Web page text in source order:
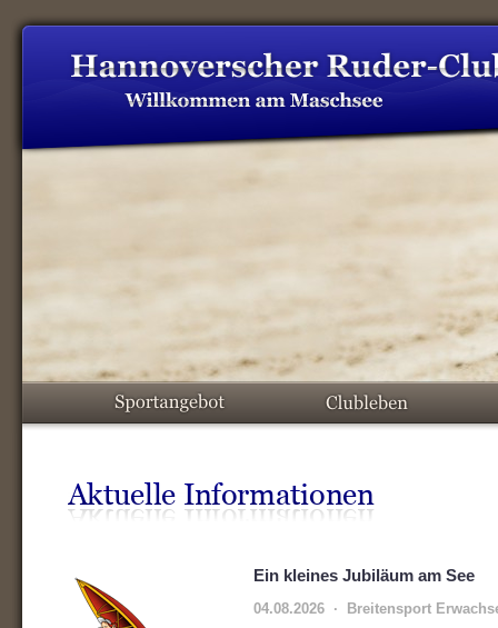
Ein kleines Jubiläum am See
04.08.2026 · Breitensport